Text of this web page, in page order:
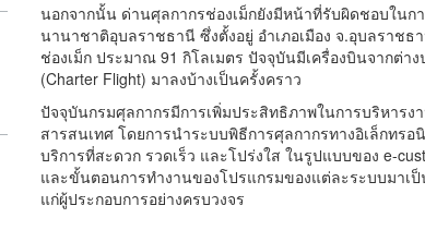
นอกจากนั้น ด่านศุลกากรช่องเม็กยังมีหน้าที่รับผิดชอบในก
นานาชาติอุบลราชธานี ซึ่งตั้งอยู่ อำเภอเมือง จ.อุบลราชธ
ช่องเม็ก ประมาณ 91 กิโลเมตร ปัจจุบันมีเครื่องบินจากต่าง
(Charter Flight) มาลงบ้างเป็นครั้งคราว
ปัจจุบันกรมศุลกากรมีการเพิ่มประสิทธิภาพในการบริหารง
สารสนเทศ โดยการนำระบบพิธีการศุลกากรทางอิเล็กทรอ
บริการที่สะดวก รวดเร็ว และโปร่งใส ในรูปแบบของ e-
และขั้นตอนการทำงานของโปรแกรมของแต่ละระบบมาเป็
แก่ผู้ประกอบการอย่างครบวงจร